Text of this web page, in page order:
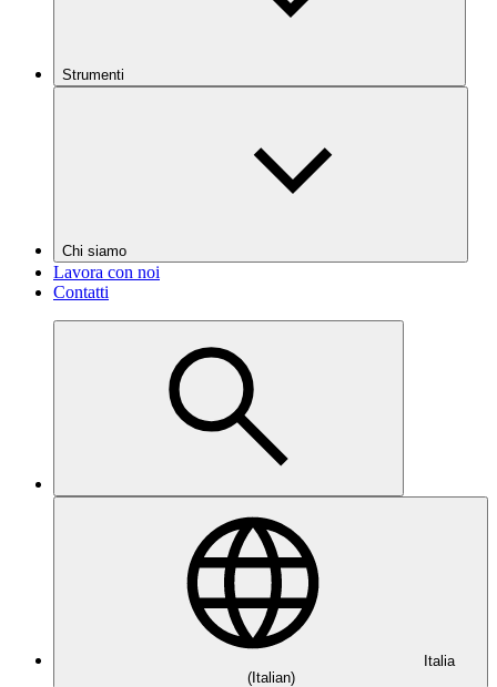
Strumenti
Chi siamo
Lavora con noi
Contatti
Italia
(Italian)